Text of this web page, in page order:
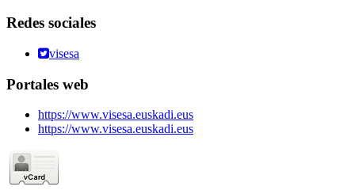
Redes sociales
visesa
Portales web
https://www.visesa.euskadi.eus
https://www.visesa.euskadi.eus